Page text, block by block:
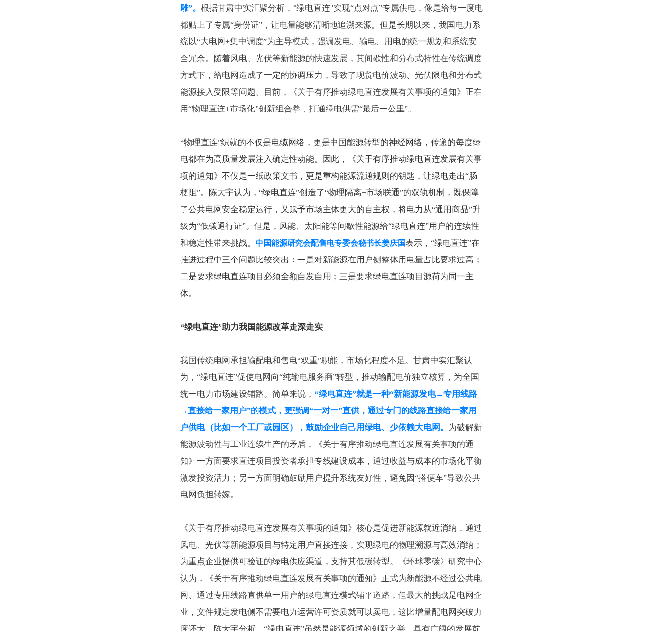
雕”。 根据甘肃中实汇聚分析， “绿电直连”实现“点对点”专属供电，像是给每一度电
都贴上了专属“身份证”，让电量能够清晰地追溯来源。但是长期以来，我国电力系
统以“大电网+集中调度”为主导模式，强调发电、输电、用电的统一规划和系统安
全冗余。随着风电、光伏等新能源的快速发展，其间歇性和分布式特性在传统调度
方式下，给电网造成了一定的协调压力，导致了现货电价波动、光伏限电和分布式
能源接入受限等问题。目前，《关于有序推动绿电直连发展有关事项的通知》正在
用“物理直连+市场化”创新组合拳，打通绿电供需“最后一公里”。
“物理直连”织就的不仅是电缆网络，更是中国能源转型的神经网络，传递的每度绿
电都在为高质量发展注入确定性动能。因此，《关于有序推动绿电直连发展有关事
项的通知》不仅是一纸政策文书，更是重构能源流通规则的钥匙，让绿电走出“肠
梗阻 ”。陈大宇认为， “绿电直连”创造了“物理隔离+市场联通”的双轨机制，既保障
了公共电网安全稳定运行，又赋予市场主体更大的自主权，将电力从“通用商品”升
级为“低碳通行证”。但是，风能、太阳能等间歇性能源给“绿电直连”用户的连续性
和稳定性带来挑战。 中国能源研究会配售电专委会秘书长姜庆国表示， “绿电直连”在
推进过程中三个问题比较突出：一是对新能源在用户侧整体用电量占比要求过高；
二是要求绿电直连项目必须全额自发自用；三是要求绿电直连项目源荷为同一主
体。
“绿电直连”助力我国能源改革走深走实
我国传统电网承担输配电和售电“双重”职能，市场化程度不足。甘肃中实汇聚认
为， “绿电直连”促使电网向“纯输电服务商”转型，推动输配电价独立核算，为全国
统一电力市场建设铺路。简单来说， “绿电直连”就是一种“新能源发电→专用线路
→直接给一家用户”的模式，更强调“一对一”直供，通过专门的线路直接给一家用
户供电（比如一个工厂或园区），鼓励企业自己用绿电、少依赖大电网。 为破解新
能源波动性与工业连续生产的矛盾，《关于有序推动绿电直连发展有关事项的通
知》一方面要求直连项目投资者承担专线建设成本，通过收益与成本的市场化平衡
激发投资活力；另一方面明确鼓励用户提升系统友好性，避免因“搭便车”导致公共
电网负担转嫁。
《关于有序推动绿电直连发展有关事项的通知》核心是促进新能源就近消纳，通过
风电、光伏等新能源项目与特定用户直接连接，实现绿电的物理溯源与高效消纳；
为重点企业提供可验证的绿电供应渠道，支持其低碳转型。《环球零碳》研究中心
认为，《关于有序推动绿电直连发展有关事项的通知》正式为新能源不经过公共电
网、通过专用线路直供单一用户的绿电直连模式铺平道路，但最大的挑战是电网企
业，文件规定发电侧不需要电力运营许可资质就可以卖电，这比增量配电网突破力
度还大。陈大宇分析， “绿电直连”虽然是能源领域的创新之举，具有广阔的发展前